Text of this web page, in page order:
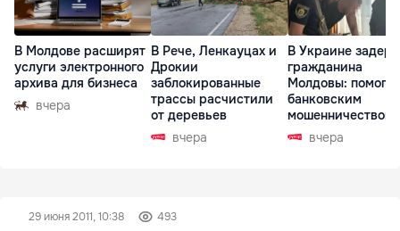
В Молдове расширят
услуги электронного
архива для бизнеса
вчера
В Рече, Ленкауцах и
Дрокии
заблокированные
трассы расчистили
от деревьев
вчера
В Украине
гражданина
Молдовы:
банковским
мошенничеством
Чехиивчера
29 июня 2011, 10:38 493